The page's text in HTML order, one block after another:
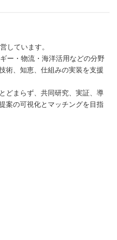
しています。
ー・物流・海洋活用などの分野
術、知恵、仕組みの実装を支援
どまらず、共同研究、実証、導
案の可視化とマッチングを目指